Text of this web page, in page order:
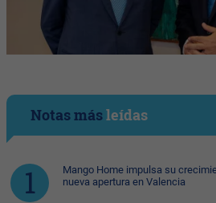
Notas másleídas
Mango Home impulsa su
nueva apertura en Valencia